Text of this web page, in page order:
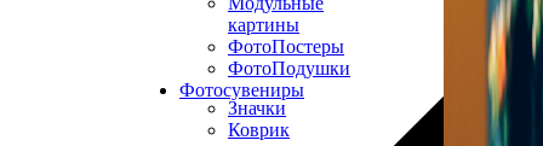
картины
ФотоПостеры
ФотоПодушки
Фотоcувениры
Значки
Коврик